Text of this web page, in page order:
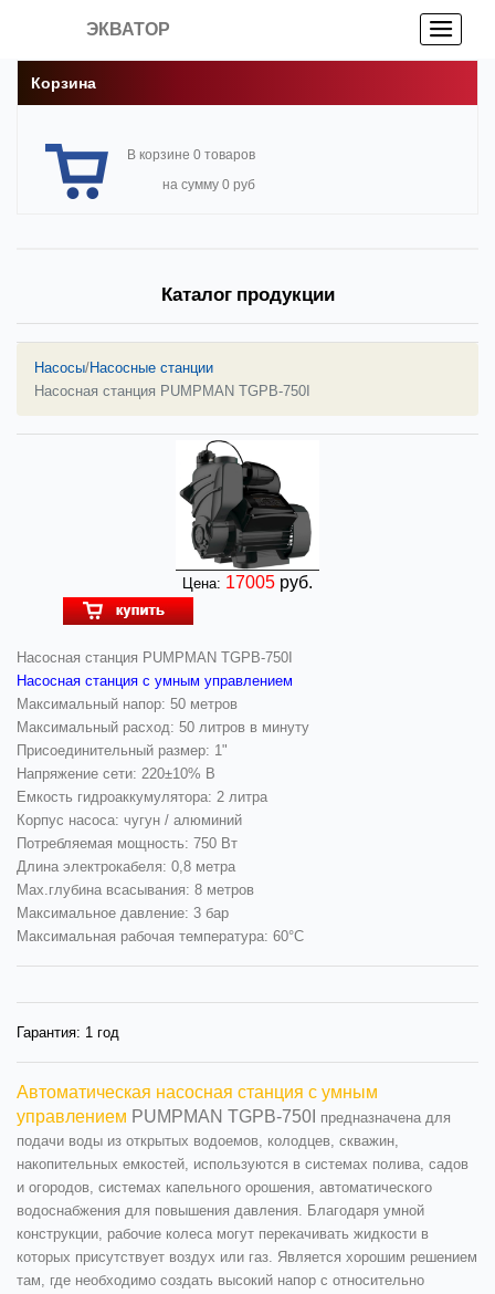
ЭКВАТОР
Корзина
В корзине 0 товаров
на сумму 0 руб
Каталог продукции
Насосы/Насосные станции
Насосная станция PUMPMAN TGPB-750I
Цена: 17005 руб.
Насосная станция PUMPMAN TGPB-750I
Насосная станция с умным управлением
Максимальный напор: 50 метров
Максимальный расход: 50 литров в минуту
Присоединительный размер: 1"
Напряжение сети: 220±10% В
Емкость гидроаккумулятора: 2 литра
Корпус насоса: чугун / алюминий
Потребляемая мощность: 750 Вт
Длина электрокабеля: 0,8 метра
Мах.глубина всасывания: 8 метров
Максимальное давление: 3 бар
Максимальная рабочая температура: 60°С
Гарантия: 1 год
Автоматическая насосная станция с умным
управлением PUMPMAN TGPB-750I предназначена для
подачи воды из открытых водоемов, колодцев, скважин,
накопительных емкостей, используются в системах полива, садов
и огородов, системах капельного орошения, автоматического
водоснабжения для повышения давления. Благодаря умной
конструкции, рабочие колеса могут перекачивать жидкости в
которых присутствует воздух или газ. Является хорошим решением
там, где необходимо создать высокий напор с относительно